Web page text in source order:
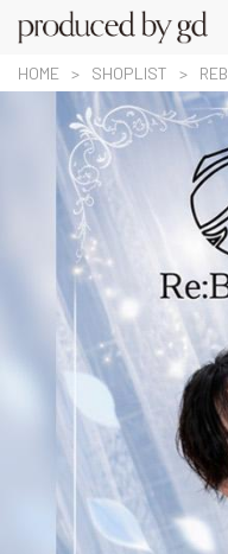
HOME SHOPLIST